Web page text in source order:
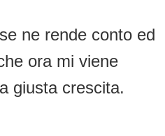
ne rende conto ed
ora mi viene
giusta crescita.